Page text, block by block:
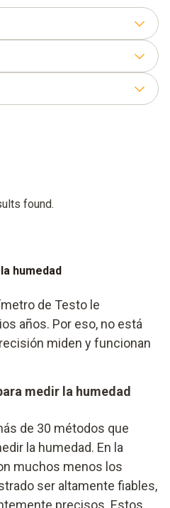
found.
humedad
de Testo le
años. Por eso, no está
miden y funcionan
medir la humedad
de 30 métodos que
la humedad. En la
muchos menos los
ser altamente fiables,
precisos. Estos